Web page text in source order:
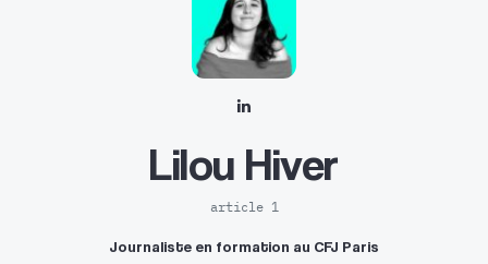
Lilou Hiver
article 1
Journaliste en formation au CFJ Paris